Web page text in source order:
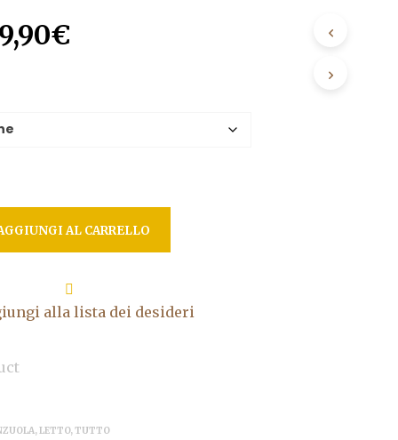
€
AL CARRELLO
alla lista dei desideri
,LETTO,TUTTO